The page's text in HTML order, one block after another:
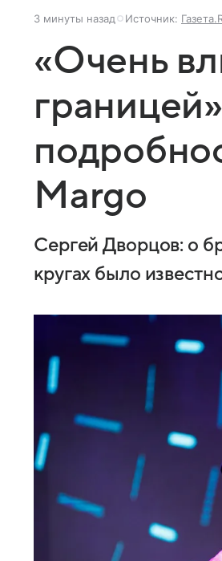
3 минуты назад Источник:
«Очень
Margo
Сергей Дворцов: о
кругах было